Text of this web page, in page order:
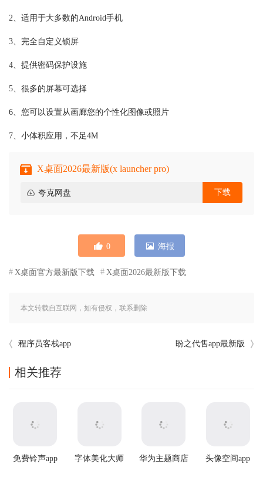
2、适用于大多数的Android手机
3、完全自定义锁屏
4、提供密码保护设施
5、很多的屏幕可选择
6、您可以设置从画廊您的个性化图像或照片
7、小体积应用，不足4M
X桌面2026最新版(x launcher pro)
夸克网盘 下载
0 海报
X桌面官方最新版下载 X桌面2026最新版下载
本文转载自互联网，如有侵权，联系删除
程序员客栈app 盼之代售app最新版
相关推荐
免费铃声app
字体美化大师
华为主题商店
头像空间app